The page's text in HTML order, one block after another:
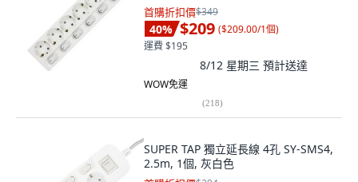
首購折扣價$349
40% $209 ($209.00/1個)
運費 $195
8/12 星期三 預計送達
WOW免運
(218)
SUPER TAP 獨立延長線 4孔 SY-SMS4,
2.5m, 1個, 灰白色